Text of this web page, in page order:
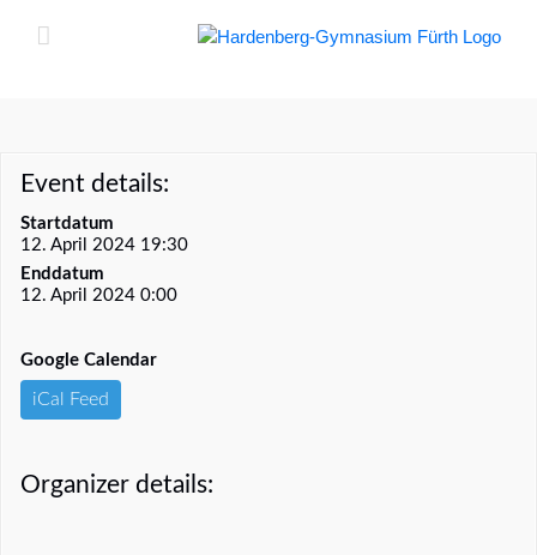
Event details:
Startdatum
12. April 2024 19:30
Enddatum
12. April 2024 0:00
Google Calendar
iCal Feed
Organizer details: